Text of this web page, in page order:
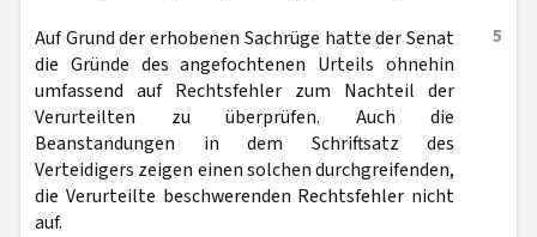
5
Auf Grund der erhobenen Sachrüge hatte der Senat
die Gründe des angefochtenen Urteils ohnehin
umfassend auf Rechtsfehler zum Nachteil der
Verurteilten zu überprüfen. Auch die
Beanstandungen in dem Schriftsatz des
Verteidigers zeigen einen solchen durchgreifenden,
die Verurteilte beschwerenden Rechtsfehler nicht
auf.